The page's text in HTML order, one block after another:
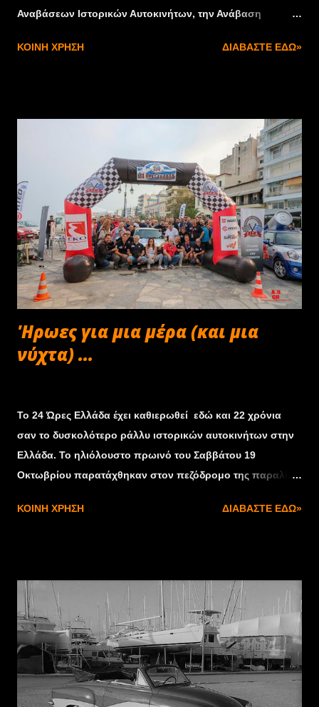
Αναβάσεων Ιστορικών Αυτοκινήτων, την Ανάβαση
Νοεμβρίου 2019. Στο Πλατάνι Αχαΐας (8χλμ από την
συμμετοχής έχουν τα αυτοκίνητα όλων των Ομάδων
(Ν,Α,Ε, Formula Saloon, Ιστορικά) που προσμετρούν στη
βαθμολογία του Valvoline Πρωταθλήματος Αναβάσεων και
Ιστορικών Αυτοκινήτων. Οι δηλώσεις συμμετοχών έχουν
ανοίξει και λήγουν την Παρασκευή 1 Νοεμβρίου 2019 και
ώρα 24:00. Οι αγωνιζόμενοι μπορούν να δηλώσουν
συμμετοχή αποκλειστικά και μόνο στο Σύστημα
Διαδικτυακής Διαχείρησης Αγώνων (ΣΔΔΑ) της ΟΜΑΕ στο
site : www.e-omae-epa.gr . Μείνετε συντονισμένοι για
περισσότερα νέα και στο site του ΑΟΠ: www.aop.gr
ΚΟΙΝΉ ΧΡΉΣΗ ΔΙΑΒΆΣΤΕ ΕΔΏ»
'Ηρωες για μια μέρα (και μια
νύχτα) ...
Το 24 Ώρες Ελλάδα έχει καθιερωθεί εδώ και 22 χρόνια
σαν το δυσκολότερο ράλλυ ιστορικών αυτοκινήτων στην
Ελλάδα. Το ηλιόλουστο πρωινό του Σαββάτου 19
Οκτωβρίου παρατάχθηκαν στον πεζόδρομο της παραλίας
και πάνοπλα ιστορικά αυτοκίνητα τους. Στις 10:01 έδωσε
τη σειρά τους εκκίνηση στα υπόλοιπα αυτοκίνητα. Πρώτη
ειδική διαδρομή η φημισμένη Ριτσώνα, που από την αρχή
έδειξε τα δόντια της και έπιασε κάποια πληρώματα στον
ύπνο. Ακολούθησαν οι ειδικές Λούτσι, Σφάκα και Ξυλικοί
και αμέσως μετά η πρώτη ανασυγκρότηση στο εκθεσιακό
κέντρο Λαμίας. Μετά την ανάβαση της Μοσχοκαρυάς
ΚΟΙΝΉ ΧΡΉΣΗ ΔΙΑΒΆΣΤΕ ΕΔΏ»